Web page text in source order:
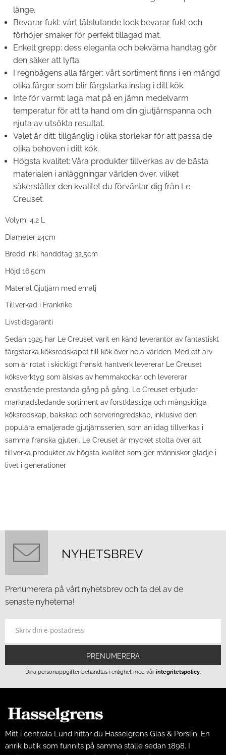
länge.
Bevarar fukt: vårt tätslutande lock bevarar fukt och
förhöjer smaker för perfekt tillagad mat.
Enkelt grepp: dess eleganta och bekväma handtag gör
den säker att lyfta.
I regnbågens alla färger: vårt sortiment finns i en mängd
olika färger som blir färgstarka inslag i ditt kök.
Inte för varmt: laga mat på en jämn medelvarm
temperatur för att ta hand om din gjutjärnspanna och
njuta av utsökta resultat.
Valet är ditt: tillgänglig i olika storlekar för att passa de
olika behoven i ditt kök.
Högsta kvalitet: Våra produkter tillverkas av de bästa
materialen i anläggningar världen över, vilket
säkerställer den kvalitet du förväntar dig från Le
Creuset.
Volym: 4.2 L
Diameter 24cm
Bredd inkl handdtag 32,5cm
Höjd 16.5cm
Material Gjutjärn med emalj
Tillverkad i Frankrike
Livstidsgaranti
Sedan 1925 har Le Creuset varit en känd leverantör av fantastiskt
färgstarka köksredskapet till kök över hela världen. Med ett arv
som är rotat i skickligt franskt hantverk levererar Le Creuset
köksverktyg som älskas av hemmakockar och levererar
enastående prestanda gång på gång. Le Creuset erbjuder
marknadsledande sortiment av förstklassiga och mångsidiga
köksredskap, bakskap och serveringredskap, inklusive den
populära emaljerade gjutjärnsserien, som än idag tillverkas i
samma franska gjuteri. Le Creuset är mycket stolta över att
tillverka produkter av högsta kvalitet som ger människor glädje i
livet i generationer
NYHETSBREV
Prenumerera på vårt nyhetsbrev och ta del av de
senaste nyheterna!
PRENUMERERA
Dina personuppgifter behandlas i enlighet med vår integritetspolicy.
Mitt i centrala Lund hittar du Hasselgrens Glas & Porslin. En
anrik butik som funnits på samma ställe sedan 1898. I